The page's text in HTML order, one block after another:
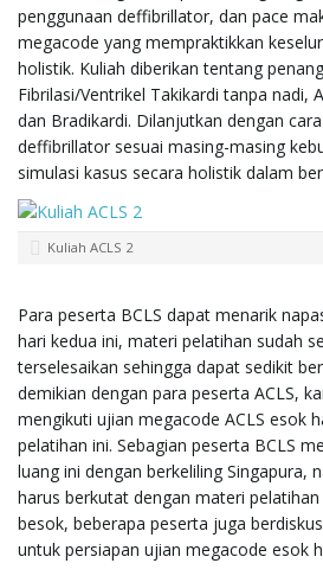
penggunaan deffibrillator, dan pace
megacode yang mempraktikkan
holistik. Kuliah diberikan tentang
Fibrilasi/Ventrikel Takikardi tanpa nadi,
dan Bradikardi. Dilanjutkan dengan
deffibrillator sesuai masing-masing
simulasi kasus secara holistik dalam
Kuliah ACLS 2
Para peserta BCLS dapat menarik
hari kedua ini, materi pelatihan sudah
terselesaikan sehingga dapat sedikit
demikian dengan para peserta ACLS,
mengikuti ujian megacode ACLS esok
pelatihan ini. Sebagian peserta BCLS
luang ini dengan berkeliling Singapura,
harus berkutat dengan materi
besok, beberapa peserta juga
untuk persiapan ujian megacode esok